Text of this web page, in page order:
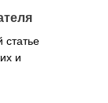
статье
и